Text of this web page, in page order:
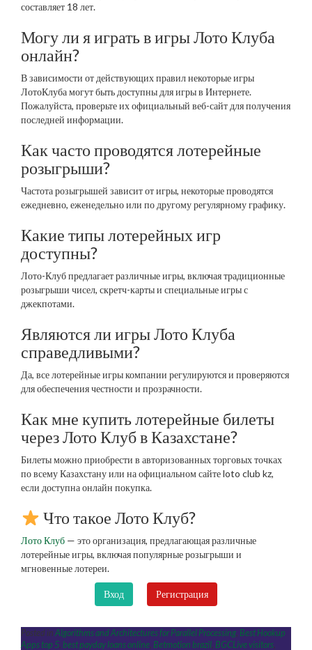
составляет 18 лет.
Могу ли я играть в игры Лото Клуба
онлайн?
В зависимости от действующих правил некоторые игры
ЛотоКлуба могут быть доступны для игры в Интернете.
Пожалуйста, проверьте их официальный веб-сайт для получения
последней информации.
Как часто проводятся лотерейные
розыгрыши?
Частота розыгрышей зависит от игры, некоторые проводятся
ежедневно, еженедельно или по другому регулярному графику.
Какие типы лотерейных игр
доступны?
Лото-Клуб предлагает различные игры, включая традиционные
розыгрыши чисел, скретч-карты и специальные игры с
джекпотами.
Являются ли игры Лото Клуба
справедливыми?
Да, все лотерейные игры компании регулируются и проверяются
для обеспечения честности и прозрачности.
Как мне купить лотерейные билеты
через Лото Клуб в Казахстане?
Билеты можно приобрести в авторизованных торговых точках
по всему Казахстану или на официальном сайте loto club kz,
если доступна онлайн покупка.
Что такое Лото Клуб?
Лото Клуб — это организация, предлагающая различные
лотерейные игры, включая популярные розыгрыши и
мгновенные лотереи.
Вход Регистрация
Posted in Algorithms and Architectures for Parallel Processing, Best Hookup
Apps top 5, best payday loans online, Betmotion brazil, BGCLive visitors,